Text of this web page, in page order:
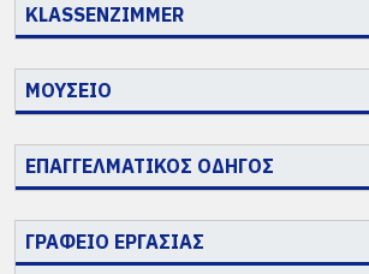
KLASSENZIMMER
ΜΟΥΣΕΙΟ
ΕΠΑΓΓΕΛΜΑΤΙΚΟΣ ΟΔΗΓΟΣ
ΓΡΑΦΕΙΟ ΕΡΓΑΣΙΑΣ